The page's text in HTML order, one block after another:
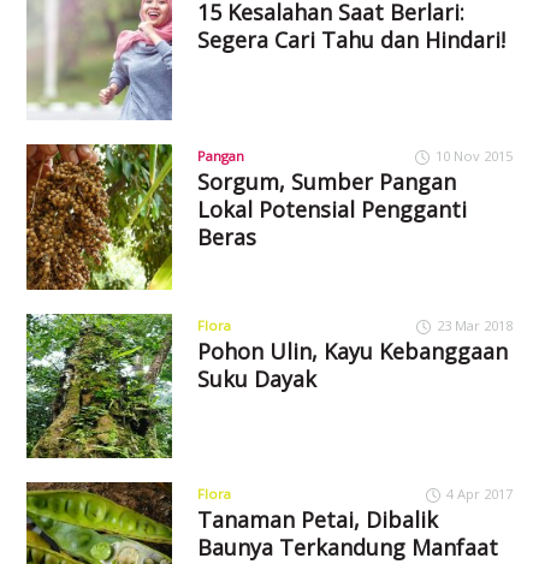
15 Kesalahan Saat Berlari:
Segera Cari Tahu dan Hindari!
Pangan 10 Nov 2015
Sorgum, Sumber Pangan
Lokal Potensial Pengganti
Beras
Flora 23 Mar 2018
Pohon Ulin, Kayu Kebanggaan
Suku Dayak
Flora 4 Apr 2017
Tanaman Petai, Dibalik
Baunya Terkandung Manfaat